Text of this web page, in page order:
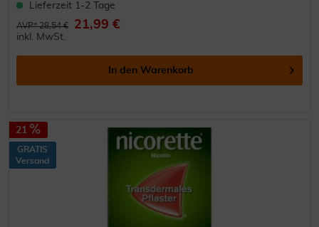
Lieferzeit 1-2 Tage
AVP* 28,54 € 21,99 €
inkl. MwSt.
In den Warenkorb
21
GRATIS
Versand